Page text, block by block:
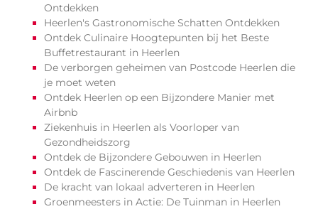
Ontdekken
Heerlen's Gastronomische Schatten Ontdekken
Ontdek Culinaire Hoogtepunten bij het Beste
Buffetrestaurant in Heerlen
De verborgen geheimen van Postcode Heerlen die
je moet weten
Ontdek Heerlen op een Bijzondere Manier met
Airbnb
Ziekenhuis in Heerlen als Voorloper van
Gezondheidszorg
Ontdek de Bijzondere Gebouwen in Heerlen
Ontdek de Fascinerende Geschiedenis van Heerlen
De kracht van lokaal adverteren in Heerlen
Groenmeesters in Actie: De Tuinman in Heerlen